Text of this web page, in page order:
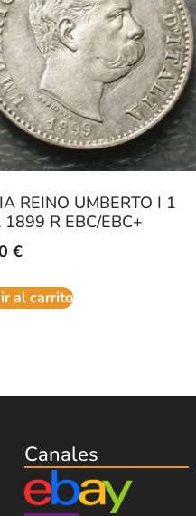
REINO UMBERTO I 1
1899 R EBC/EBC+
€
al carrito
Canales